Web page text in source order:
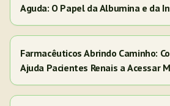
Aguda: O Papel da Albumina e da
Farmacêuticos Abrindo Caminho:
Ajuda Pacientes Renais a Acessar